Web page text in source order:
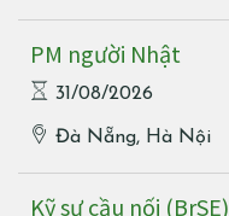
PM người Nhật
31/08/2026
Đà Nẵng, Hà Nội
Kỹ sư cầu nối (BrSE)